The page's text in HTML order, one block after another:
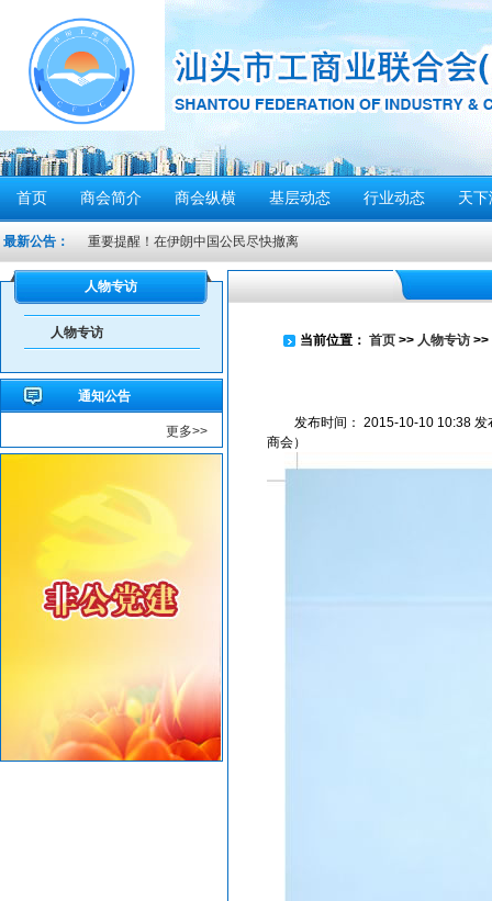
首页 商会简介 商会纵横 基层动态 行业动态 天
最新公告： 密切关注超强台风“桦加沙”，注意防范
汕头将分区域、分行业、分时段实行“四停”
汕头市2026年“6·30”助力乡村振兴活动倡议书
【人民防空宣传周】如何辨别防空警报？我们应该...
6月21日10时15分，汕头将实施防空警报试鸣！
汕头发布2026年6月份重点行业领域安全风险提示
重要提醒！中国公民近期避免前往日本
人物专访
人物专访
通知公告
更多>>
当前位置： 首页 >> 人物专访 >>
发布时间： 2015-10-10 10:38 发
商会）